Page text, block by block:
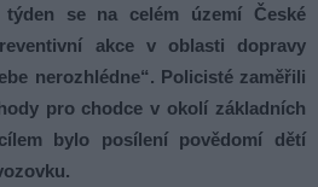
týden se na celém území České
akce v oblasti dopravy
nerozhlédne“. Policisté zaměřili
pro chodce v okolí základních
bylo posílení povědomí dětí